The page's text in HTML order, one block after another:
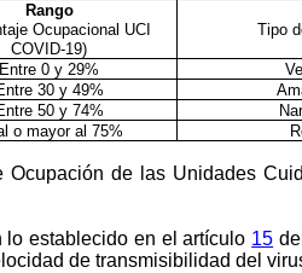
Rango
Ocupacional UCI
COVID-19)
Tipo
Entre 0 y 29%
30 y 49%
50 y 74%
o mayor al 75%
de las Unidades
lo establecido en el artículo 15
de transmisibilidad del